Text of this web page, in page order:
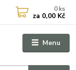
Menu
0 ks
za 0,00 Kč